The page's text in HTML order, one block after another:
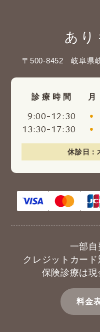
あり
〒500-8452 岐阜県
休診日：
診療時間 月
9:00-12:30 ●
13:30-17:30 ●
一部自
クレジットカード
保険診療は現
料金